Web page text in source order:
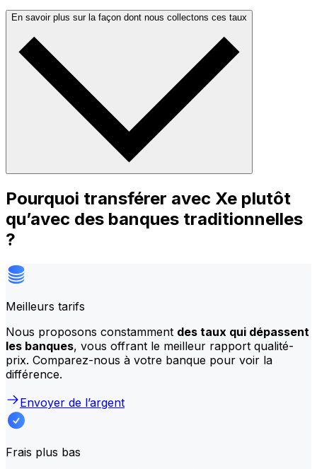
En savoir plus sur la façon dont nous collectons ces taux
Pourquoi transférer avec Xe plutôt
qu’avec des banques traditionnelles
?
Meilleurs tarifs
Nous proposons constamment des taux qui dépassent
les banques, vous offrant le meilleur rapport qualité-
prix. Comparez-nous à votre banque pour voir la
différence.
Envoyer de l’argent
Frais plus bas